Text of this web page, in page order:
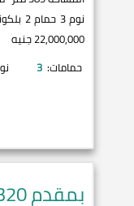
نوم
22,000,000 جنيه
حمامات: 3
بمقدم 22,811,320